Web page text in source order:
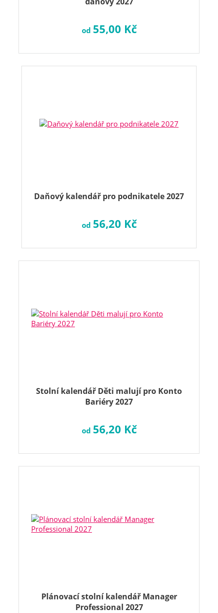
od 55,00 Kč
Daňový kalendář pro podnikatele 2027
od 56,20 Kč
Stolní kalendář Děti malují pro Konto
Bariéry 2027
od 56,20 Kč
Plánovací stolní kalendář Manager
Professional 2027